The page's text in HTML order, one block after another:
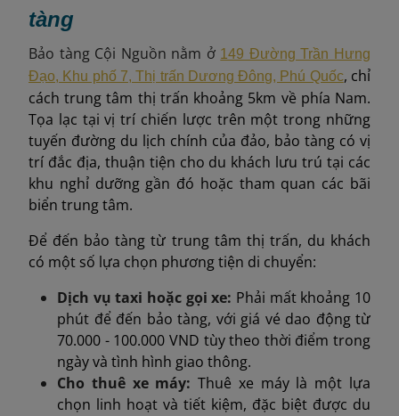
tàng
Bảo tàng Cội Nguồn nằm ở 149 Đường Trần Hưng
Đạo, Khu phố 7, Thị trấn Dương Đông, Phú Quốc, chỉ
cách trung tâm thị trấn khoảng 5km về phía Nam.
Tọa lạc tại vị trí chiến lược trên một trong những
tuyến đường du lịch chính của đảo, bảo tàng có vị
trí đắc địa, thuận tiện cho du khách lưu trú tại các
khu nghỉ dưỡng gần đó hoặc tham quan các bãi
biển trung tâm.
Để đến bảo tàng từ trung tâm thị trấn, du khách
có một số lựa chọn phương tiện di chuyển:
Dịch vụ taxi hoặc gọi xe: Phải mất khoảng 10
phút để đến bảo tàng, với giá vé dao động từ
70.000 - 100.000 VND tùy theo thời điểm trong
ngày và tình hình giao thông.
Cho thuê xe máy:Thuê xe máy là một lựa
chọn linh hoạt và tiết kiệm, đặc biệt được du